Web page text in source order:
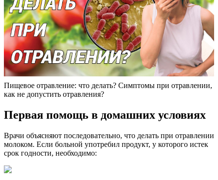
Пищевое отравление: что делать? Симптомы при отравлении,
как не допустить отравления?
Первая помощь в домашних условиях
Врачи объясняют последовательно, что делать при отравлении
молоком. Если больной употребил продукт, у которого истек
срок годности, необходимо: